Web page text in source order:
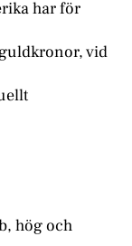
har för
vid
hög och